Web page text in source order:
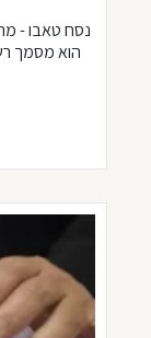
נסח טאבו -
הוא מסמך